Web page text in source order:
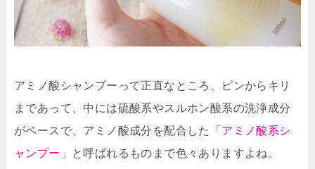
アミノ酸シャンプーって正直なところ、ピンからキリ
まであって、中には硫酸系やスルホン酸系の洗浄成分
がベースで、アミノ酸成分を配合した「 アミノ酸系シ
ャンプー 」と呼ばれるものまで色々ありますよね。